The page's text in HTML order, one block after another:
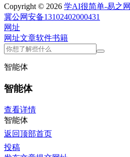
Copyright © 2026 学AI很简单-易之网
冀公网安备13102402000431
网址
网址文章软件书籍
智能体
智能体
查看详情
智能体
返回顶部首页
投稿